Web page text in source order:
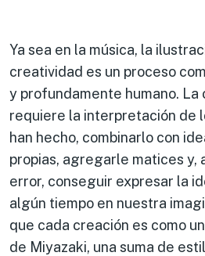
Ya sea en la música, la
creatividad es un proceso
y profundamente humano. La
requiere la interpretación de
han hecho, combinarlo con
propias, agregarle matices y,
error, conseguir expresar la
algún tiempo en nuestra
que cada creación es como un
de Miyazaki, una suma de